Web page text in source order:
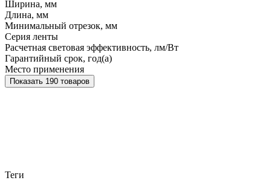
Ширина, мм
Длина, мм
Минимальный отрезок, мм
Серия ленты
Расчетная световая эффективность, лм/Вт
Гарантийный срок, год(а)
Место применения
Показать 190 товаров
Теги